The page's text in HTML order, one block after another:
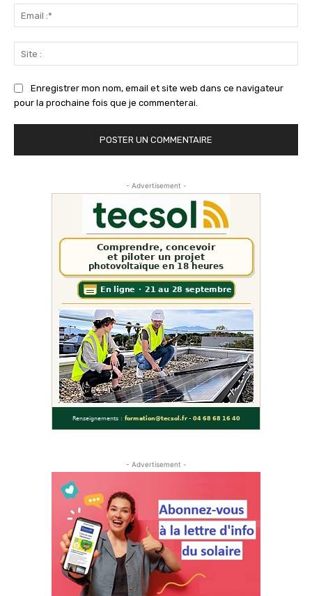
:*
:
Enregistrer mon nom, email et site web dans ce navigateur
pour la prochaine fois que je commenterai.
- Advertisement -
- Advertisement -